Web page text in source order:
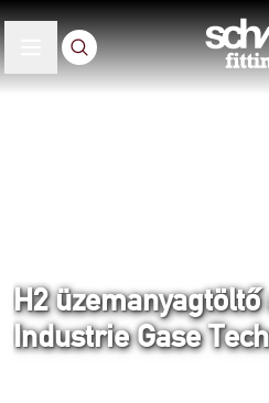
H2
Industrie Gase